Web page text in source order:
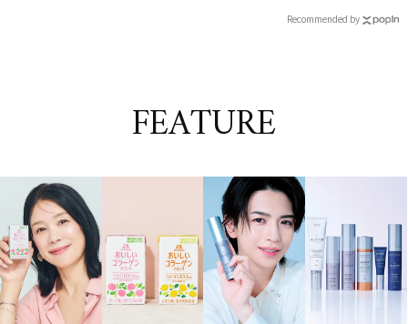
Recommended by
FEATURE